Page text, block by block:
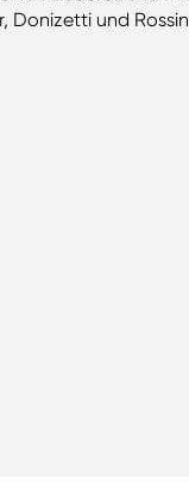
Donizetti und